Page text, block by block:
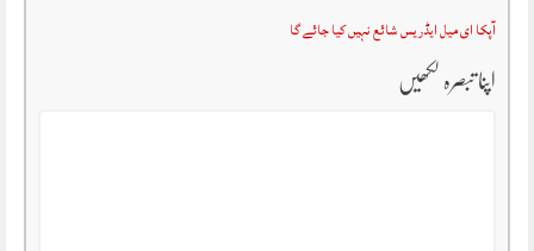
آپکا ای میل ایڈریس شائع نہیں کیا جائے گا
اپنا تبصرہ لکھیں